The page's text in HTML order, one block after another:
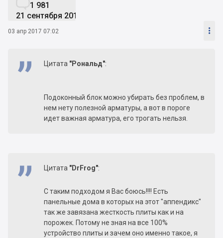
1 981
21 сентября 2016
03 апр 2017 07:02 
Цитата "Рональд":
Подоконный блок можно убирать без проблем, в
нем нету полезной арматуры, а вот в пороге
идет важная арматура, его трогать нельзя.
Цитата "DrFrog":
С таким подходом я Вас боюсь!!!! Есть
панельные дома в которых на этот "аппендикс"
так же завязана жесткость плиты как и на
порожек. Потому не зная на все 100%
устройство плиты и зачем оно именно такое, я